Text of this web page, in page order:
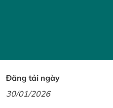
Đăng tải ngày
30/01/2026